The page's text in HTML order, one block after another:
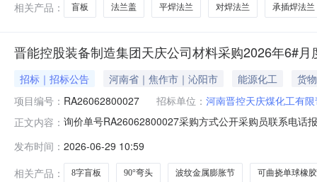
相关产品：
盲板 法兰盖 平焊法兰 对焊法兰 承插焊法兰
晋能控股装备制造集团天庆公司材料采购2026年6#
招标｜招标公告 河南省｜焦作市｜沁阳市 能源化工
货物
项目编号： RA26062800027 招标单位： 河南晋控天庆煤化工有
正文内容： 询价单号RA26062800027采购方式公开采购员联系电话
压缩机除油器改造（五小）TQYDCGJH2026-
发布时间： 2026-06-29 10:59
相关产品：
8字盲板 90°弯头 波纹金属膨胀节 可曲挠单球橡